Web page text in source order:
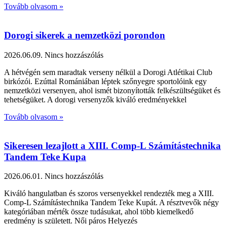
Tovább olvasom »
Dorogi sikerek a nemzetközi porondon
2026.06.09. Nincs hozzászólás
A hétvégén sem maradtak verseny nélkül a Dorogi Atlétikai Club
birkózói. Ezúttal Romániában léptek szőnyegre sportolóink egy
nemzetközi versenyen, ahol ismét bizonyították felkészültségüket és
tehetségüket. A dorogi versenyzők kiváló eredményekkel
Tovább olvasom »
Sikeresen lezajlott a XIII. Comp-L Számítástechnika
Tandem Teke Kupa
2026.06.01. Nincs hozzászólás
Kiváló hangulatban és szoros versenyekkel rendezték meg a XIII.
Comp-L Számítástechnika Tandem Teke Kupát. A résztvevők négy
kategóriában mérték össze tudásukat, ahol több kiemelkedő
eredmény is született. Női páros Helyezés